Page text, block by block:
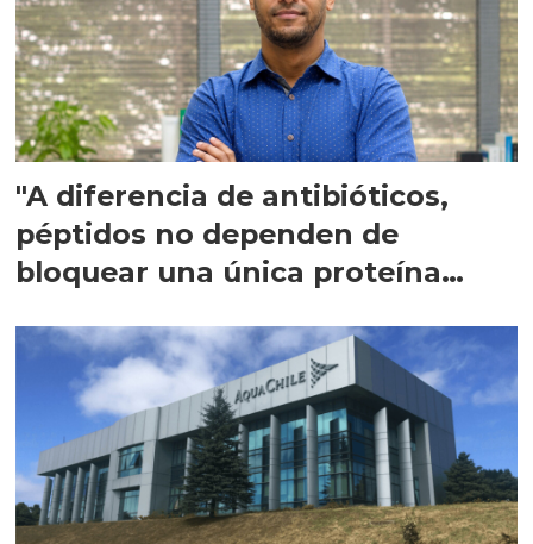
"A diferencia de antibióticos,
péptidos no dependen de
bloquear una única proteína